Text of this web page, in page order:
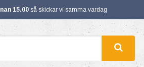
15.00 så skickar vi samma vardag